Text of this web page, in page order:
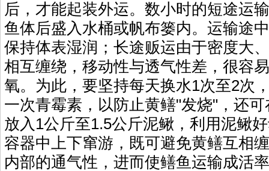
后，才能起装外运。数小时的短途运
鱼体后盛入水桶或帆布篓内。运输途
保持体表湿润；长途贩运由于密度大
相互缠绕，移动性与透气性差，很容
氧。为此，要坚持每天换水1次至2次
一次青霉素，以防止黄鳝"发烧"，还
放入1公斤至1.5公斤泥鳅，利用泥鳅
容器中上下窜游，既可避免黄鳝互相
内部的通气性，进而使鳝鱼运输成活